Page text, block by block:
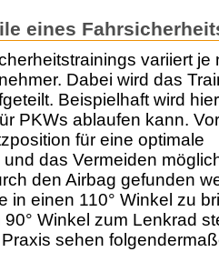
eines
variiert
Dabei wird das
Beispielhaft wird
PKWs ablaufen kann.
für eine optimale
das Vermeiden
den Airbag gefunden
in einen 110° Winkel zu
Winkel zum Lenkrad
sehen